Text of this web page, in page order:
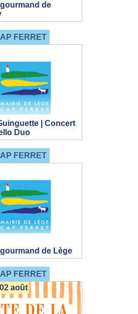
de
FERRET
| Concert
Duo
FERRET
de Lège
FERRET
août